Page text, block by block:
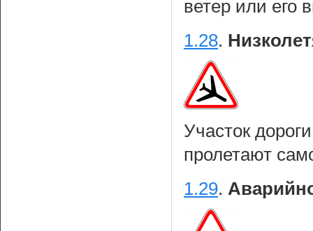
ветер или его
1.28.
Участок
пролетают
1.29.